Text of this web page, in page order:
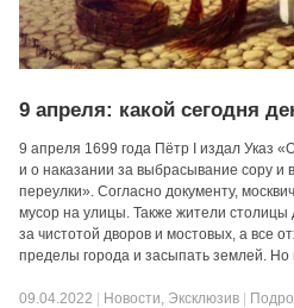
9 апреля: какой сегодня
9 апреля 1699 года Пётр I издал Указ
и о наказании за выбрасывание сору и
переулки». Согласно документу,
мусор на улицы. Также жители
за чистотой дворов и мостовых, а все
пределы города и засыпать землей.
09.04.2022 Новости, Эксклюзив